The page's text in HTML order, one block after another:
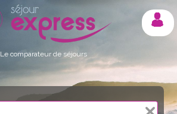
Le comparateur de séjours
Mon compte